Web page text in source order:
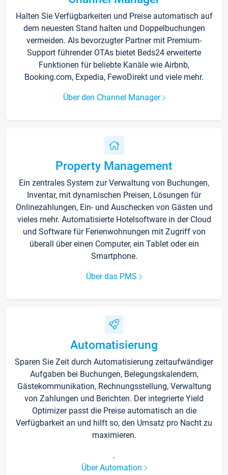
Halten Sie Verfügbarkeiten und Preise automatisch auf
dem neuesten Stand halten und Doppelbuchungen
vermeiden. Als bevorzugter Partner mit Premium-
Support führender OTAs bietet Beds24 erweiterte
Funktionen für beliebte Kanäle wie Airbnb,
Booking.com, Expedia, FewoDirekt und viele mehr.
Über den Channel Manager
Property Management
Ein zentrales System zur Verwaltung von Buchungen,
Inventar, mit dynamischen Preisen, Lösungen für
Onlinezahlungen, Ein- und Auschecken von Gästen und
vieles mehr. Automatisierte Hotelsoftware in der Cloud
und Software für Ferienwohnungen mit Zugriff von
überall über einen Computer, ein Tablet oder ein
Smartphone.
Über das PMS
Automatisierung
Sparen Sie Zeit durch Automatisierung zeitaufwändiger
Aufgaben bei Buchungen, Belegungskalendern,
Gästekommunikation, Rechnungsstellung, Verwaltung
von Zahlungen und Berichten. Der integrierte Yield
Optimizer passt die Preise automatisch an die
Verfügbarkeit an und hilft so, den Umsatz pro Nacht zu
maximieren.
.
Über Automation